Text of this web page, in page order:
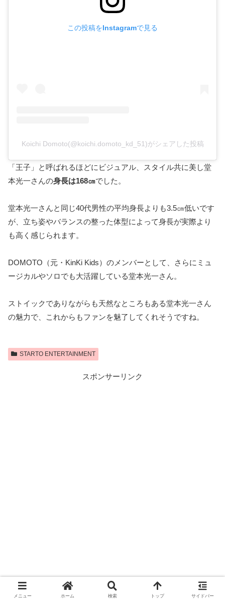
この投稿をInstagramで見る
Koichi Domoto(@koichi.domoto_kd_51)がシェアした投稿
「王子」と呼ばれるほどにビジュアル、スタイル共に美し堂
本光一さんの身長は168㎝でした。
堂本光一さんと同じ40代男性の平均身長よりも3.5㎝低いです
が、立ち姿やバランスの整った体型によって身長が実際より
も高く感じられます。
DOMOTO（元・KinKi Kids）のメンバーとして、さらにミュ
ージカルやソロでも大活躍している堂本光一さん。
ストイックでありながらも天然なところもある堂本光一さん
の魅力で、これからもファンを魅了してくれそうですね。
STARTO ENTERTAINMENT
スポンサーリンク
メニュー ホーム 検索 トップ サイドバー